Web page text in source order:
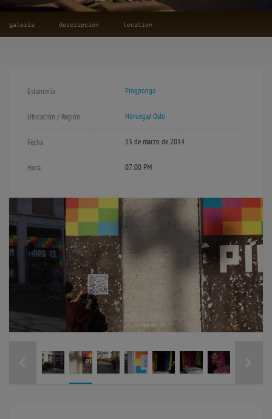
galería descripción location
Estantería Pingpongo
Ubicación / Región Noruega/Oslo
Fecha 13 de marzo de 2014
Hora 07:00 PM